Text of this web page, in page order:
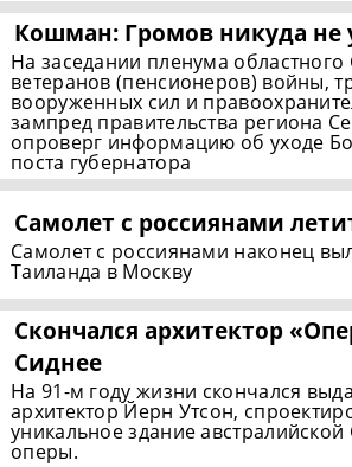
Кошман: Громов никуда не
На заседании пленума областного
ветеранов (пенсионеров) войны,
вооруженных сил и
зампред правительства региона
опроверг информацию об уходе
поста губернатора
Самолет с россиянами
Самолет с россиянами наконец
Таиланда в Москву
Скончался архитектор
Сиднее
На 91-м году жизни скончался
архитектор Йерн Утсон,
уникальное здание
оперы.